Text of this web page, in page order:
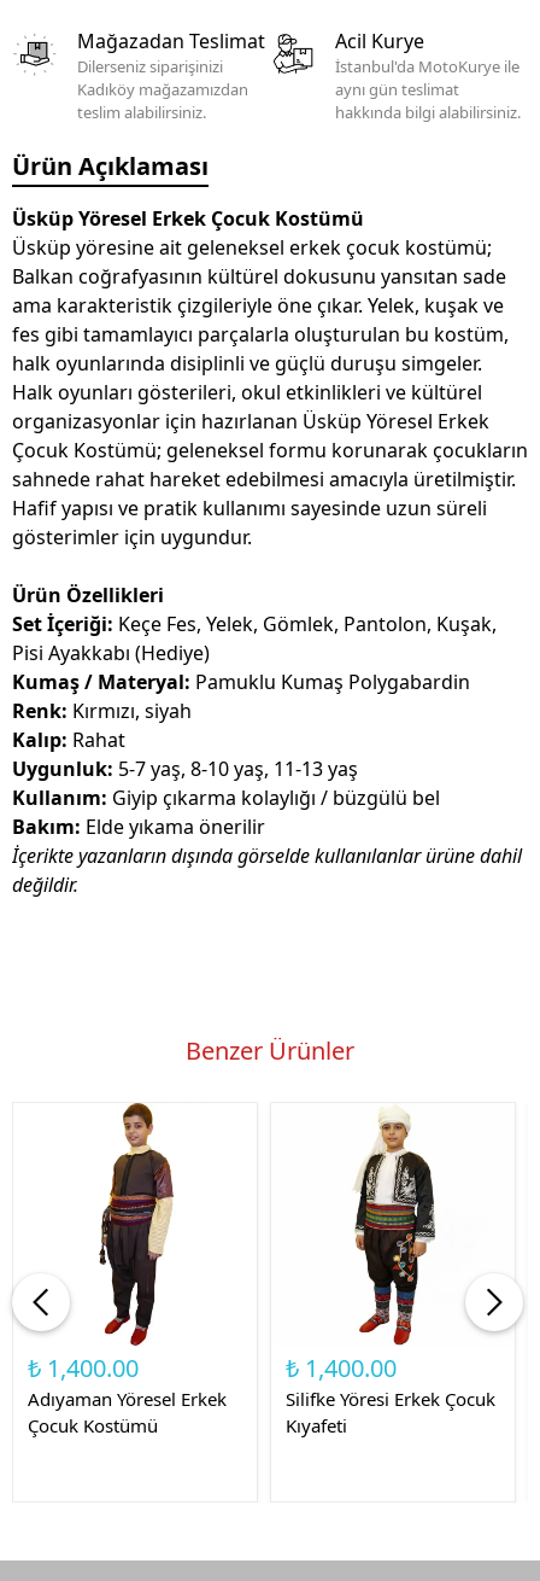
Mağazadan Teslimat
Dilerseniz siparişinizi
Kadıköy mağazamızdan
teslim alabilirsiniz.
Acil Kurye
İstanbul'da MotoKurye ile
aynı gün teslimat
hakkında bilgi alabilirsiniz.
Ürün Açıklaması
Üsküp Yöresel Erkek Çocuk Kostümü
Üsküp yöresine ait geleneksel erkek çocuk kostümü;
Balkan coğrafyasının kültürel dokusunu yansıtan sade
ama karakteristik çizgileriyle öne çıkar. Yelek, kuşak ve
fes gibi tamamlayıcı parçalarla oluşturulan bu kostüm,
halk oyunlarında disiplinli ve güçlü duruşu simgeler.
Halk oyunları gösterileri, okul etkinlikleri ve kültürel
organizasyonlar için hazırlanan Üsküp Yöresel Erkek
Çocuk Kostümü; geleneksel formu korunarak çocukların
sahnede rahat hareket edebilmesi amacıyla üretilmiştir.
Hafif yapısı ve pratik kullanımı sayesinde uzun süreli
gösterimler için uygundur.
Ürün Özellikleri
Set İçeriği: Keçe Fes, Yelek, Gömlek, Pantolon, Kuşak,
Pisi Ayakkabı (Hediye)
Kumaş / Materyal: Pamuklu Kumaş Polygabardin
Renk: Kırmızı, siyah
Kalıp: Rahat
Uygunluk: 5-7 yaş, 8-10 yaş, 11-13 yaş
Kullanım: Giyip çıkarma kolaylığı / büzgülü bel
Bakım: Elde yıkama önerilir
İçerikte yazanların dışında görselde kullanılanlar ürüne dahil
değildir.
Benzer Ürünler
₺ 1,400.00
Adıyaman Yöresel Erkek
Çocuk Kostümü
₺ 1,400.00
Silifke Yöresi Erkek Çocuk
Kıyafeti